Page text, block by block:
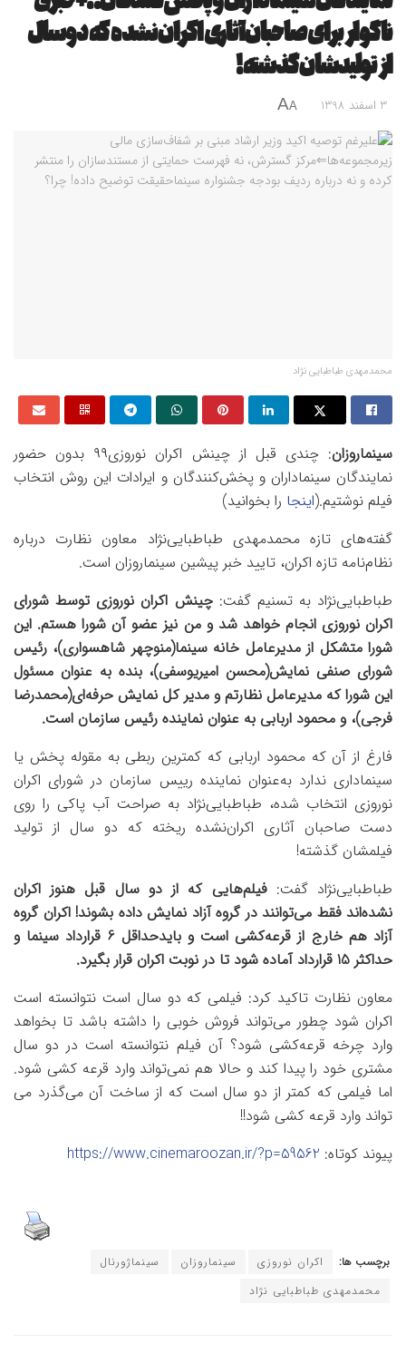
ناگوار برای صاحبان آثاری اکران نشده که دو سال
از تولیدشان گذشته!
3 اسفند 1398 A
A
محمدمهدی طباطبایی نژاد
سینماروزان
: چندی قبل از چینش اکران نوروزی۹۹ بدون حضور
نمایندگان سینماداران و پخش‌کنندگان و ایرادات این روش انتخاب
فیلم نوشتیم.(اینجا را بخوانید)
گفته‌های تازه محمدمهدی طباطبایی‌نژاد معاون نظارت درباره
نظام‌نامه تازه اکران، تایید خبر پیشین سینماروزان است.
طباطبایی‌نژاد به تسنیم گفت:چینش اکران نوروزی توسط شورای
اکران نوروزی انجام خواهد شد و من نیز عضو آن شورا هستم. این
شورا متشکل از مدیرعامل خانه سینما(منوچهر شاهسواری)، رئیس
شورای صنفی نمایش(محسن امیریوسفی)، بنده به عنوان مسئول
این شورا که مدیرعامل نظارتم و مدیر کل نمایش حرفه‌ای(محمدرضا
فرجی)، و محمود اربابی به عنوان نماینده رئیس سازمان است.
فارغ از آن که محمود اربابی که کمترین ربطی به مقوله پخش یا
سینماداری ندارد به‌عنوان نماینده رییس سازمان در شورای اکران
نوروزی انتخاب شده، طباطبایی‌نژاد به صراحت آب پاکی را روی
دست صاحبان آثاری اکران‌نشده ریخته که دو سال از تولید
فیلمشان گذشته!
طباطبایی‌نژاد گفت:فیلم‌هایی که از دو سال قبل هنوز اکران
نشده‌اند فقط می‌توانند در گروه آزاد نمایش داده بشوند! اکران گروه
آزاد هم خارج از قرعه‌کشی است و بایدحداقل 6 قرارداد سینما و
حداکثر 15 قرارداد آماده شود تا در نوبت اکران قرار بگیرد.
معاون نظارت تاکید کرد: فیلمی که دو سال است نتوانسته است
اکران شود چطور می‌تواند فروش خوبی را داشته باشد تا بخواهد
وارد چرخه قرعه‌کشی شود؟ آن فیلم نتوانسته است در دو سال
مشتری خود را پیدا کند و حالا هم نمی‌تواند وارد قرعه کشی شود.
اما فیلمی که کمتر از دو سال است که از ساخت آن می‌گذرد می
تواند وارد قرعه کشی شود!!
پیوند کوتاه: https://www.cinemaroozan.ir/?p=59562
برچسب ها: اکران نوروزی سینماروزان
سینماژورنال
محمدمهدی طباطبایی نژاد